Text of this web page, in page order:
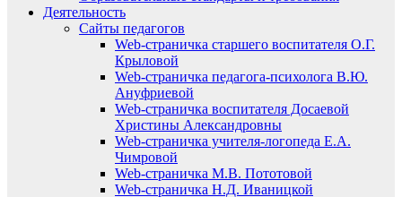
Деятельность
Сайты педагогов
Web-страничка старшего воспитателя О.Г.
Крыловой
Web-страничка педагога-психолога В.Ю.
Ануфриевой
Web-страничка воспитателя Досаевой
Христины Александровны
Web-страничка учителя-логопеда Е.А.
Чимровой
Web-страничка М.В. Пототовой
Web-страничка Н.Д. Иваницкой